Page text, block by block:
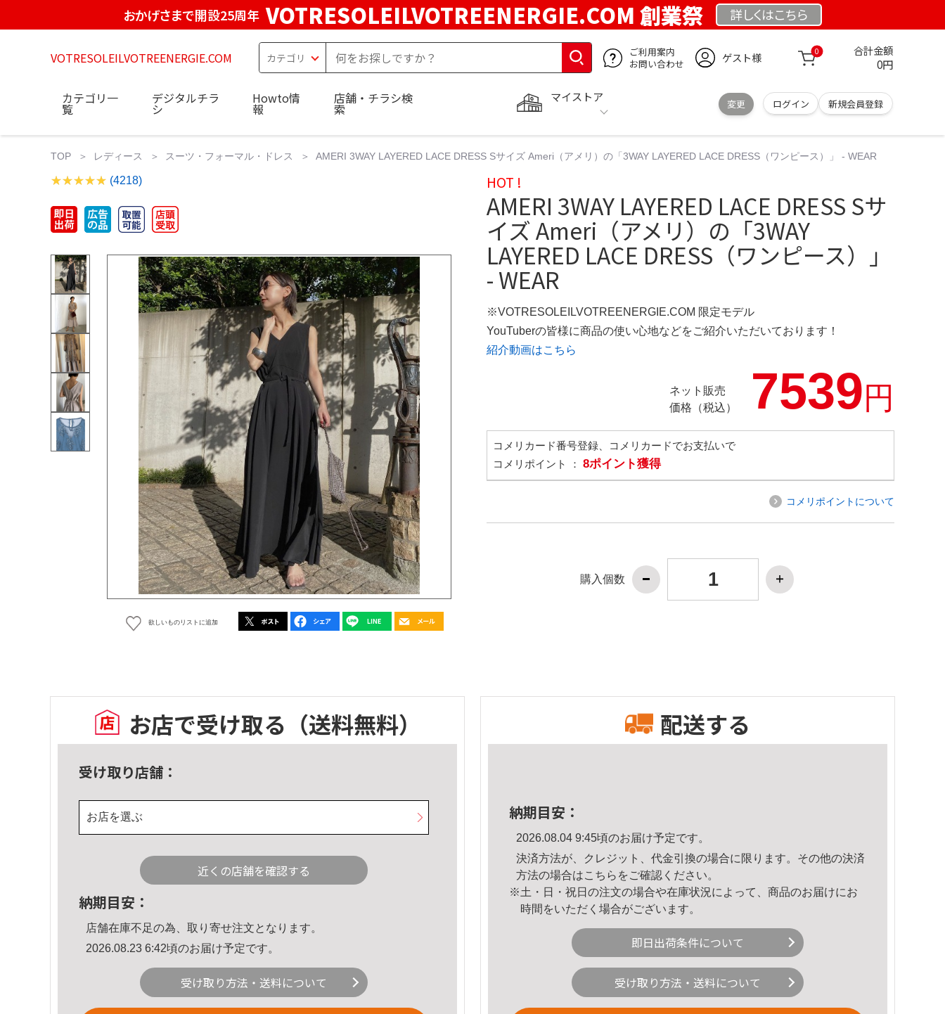
おかげさまで開設25周年 VOTRESOLEILVOTREENERGIE.COM 創業祭 詳しくはこちら
VOTRESOLEILVOTREENERGIE.COM
ご利用案内
お問い合わせ
ゲスト様 0 合計金額
0円
マイストア
変更 ログイン 新規会員登録
カテゴリ一
覧
デジタルチラ
シ
Howto情
報
店舗・チラシ検
索
TOP レディース スーツ・フォーマル・ドレス AMERI 3WAY LAYERED LACE DRESS Sサイズ Ameri（アメリ）の「3WAY LAYERED LACE DRESS（ワンピース）」 - WEAR
(4218)
欲しいものリストに追加
HOT !
AMERI 3WAY LAYERED LACE DRESS Sサ
イズ Ameri（アメリ）の「3WAY
LAYERED LACE DRESS（ワンピース）」
- WEAR
※VOTRESOLEILVOTREENERGIE.COM 限定モデル
YouTuberの皆様に商品の使い心地などをご紹介いただいております！
紹介動画はこちら
ネット販売
価格（税込）
7539円
コメリカード番号登録、コメリカードでお支払いで
コメリポイント ： 8ポイント獲得
コメリポイントについて
購入個数
お店で受け取る （送料無料）
受け取り店舗：
お店を選ぶ
近くの店舗を確認する
納期目安：
店舗在庫不足の為、取り寄せ注文となります。
2026.08.23 6:42頃のお届け予定です。
受け取り方法・送料について
配送する
納期目安：
2026.08.04 9:45頃のお届け予定です。
決済方法が、クレジット、代金引換の場合に限ります。その他の決済
方法の場合はこちら をご確認ください。
※土・日・祝日の注文の場合や在庫状況によって、商品のお届けにお
時間をいただく場合がございます。
即日出荷条件について
受け取り方法・送料について